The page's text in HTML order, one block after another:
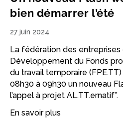
bien démarrer l’été
27 juin 2024
La fédération des entreprises
Développement du Fonds
du travail temporaire
08h30 à 09h30 un nouveau
l’appel à projet AL.TT.ernatif”.
En savoir plus